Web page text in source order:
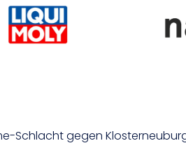
Schlacht gegen